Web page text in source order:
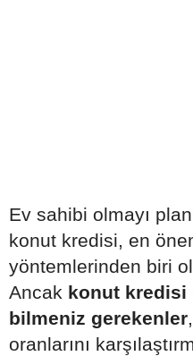
Ev sahibi olmayı
konut kredisi, en
yöntemlerinden biri
Ancak konut kredisi
bilmeniz gerekenler
oranlarını